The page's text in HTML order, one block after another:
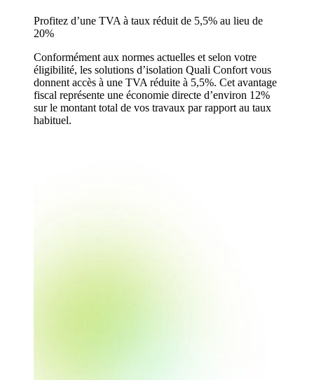
Profitez d’une TVA à taux réduit de 5,5% au lieu de
20%
Conformément aux normes actuelles et selon votre
éligibilité, les solutions d’isolation Quali Confort vous
donnent accès à une TVA réduite à 5,5%. Cet avantage
fiscal représente une économie directe d’environ 12%
sur le montant total de vos travaux par rapport au taux
habituel.